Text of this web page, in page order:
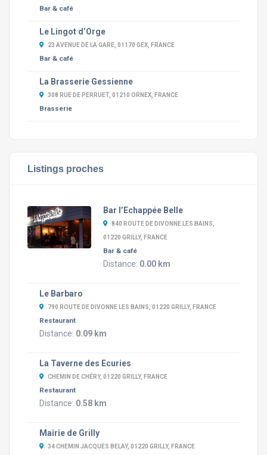
Bar & café
Le Lingot d’Orge
23 AVENUE DE LA GARE, 01170 GEX, FRANCE
Bar & café
La Brasserie Gessienne
308 RUE DE PERRUET, 01210 ORNEX, FRANCE
Brasserie
Listings proches
Bar l’Echappée Belle
840 ROUTE DE DIVONNE LES BAINS,
01220 GRILLY, FRANCE
Bar & café
Distance: 0.00 km
Le Barbaro
790 ROUTE DE DIVONNE LES BAINS, 01220 GRILLY, FRANCE
Restaurant
Distance: 0.09 km
La Taverne des Ecuries
CHEMIN DE CHÉRY, 01220 GRILLY, FRANCE
Restaurant
Distance: 0.58 km
Mairie de Grilly
34 CHEMIN JACQUES BELAY, 01220 GRILLY, FRANCE